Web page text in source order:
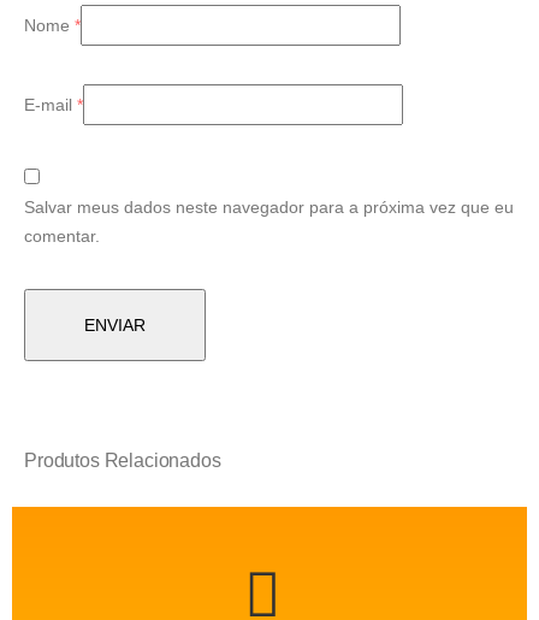
Nome *
E-mail *
Salvar meus dados neste navegador para a próxima vez que eu
comentar.
Produtos Relacionados